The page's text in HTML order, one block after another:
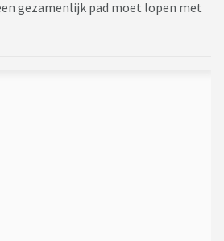
gezamenlijk pad moet lopen met